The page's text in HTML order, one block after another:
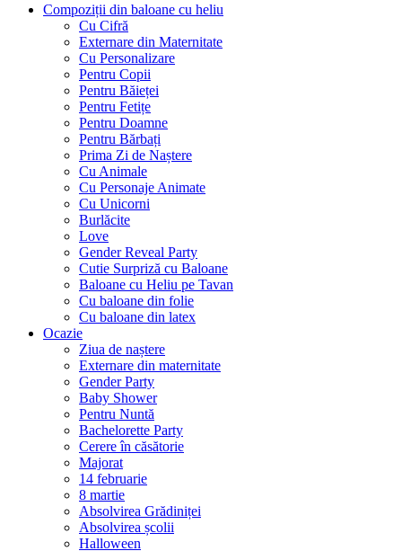
Compoziții din baloane cu heliu
Cu Cifră
Externare din Maternitate
Cu Personalizare
Pentru Copii
Pentru Băieței
Pentru Fetițe
Pentru Doamne
Pentru Bărbați
Prima Zi de Naștere
Cu Animale
Cu Personaje Animate
Cu Unicorni
Burlăcite
Love
Gender Reveal Party
Cutie Surpriză cu Baloane
Baloane cu Heliu pe Tavan
Cu baloane din folie
Cu baloane din latex
Ocazie
Ziua de naștere
Externare din maternitate
Gender Party
Baby Shower
Pentru Nuntă
Bachelorette Party
Cerere în căsătorie
Majorat
14 februarie
8 martie
Absolvirea Grădiniței
Absolvirea școlii
Halloween